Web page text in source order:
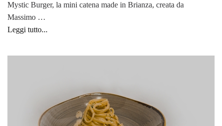
Mystic Burger, la mini catena made in Brianza, creata da
Massimo …
Leggi tutto...